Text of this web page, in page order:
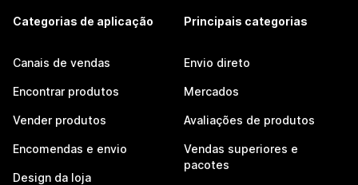
Categorias de aplicação
Canais de vendas
Encontrar produtos
Vender produtos
Encomendas e envio
Design da loja
Principais categorias
Envio direto
Mercados
Avaliações de produtos
Vendas superiores e
pacotes